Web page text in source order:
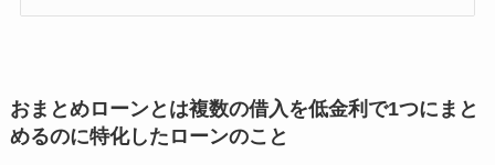
おまとめローンとは複数の借入を低金利で1つにまと
めるのに特化したローンのこと